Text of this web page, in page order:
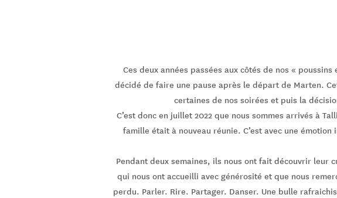
Ces deux années passées aux côtés de nos «
décidé de faire une pause après le départ de Marten.
certaines de nos soirées et puis la
C’est donc en juillet 2022 que nous sommes arrivés à
famille était à nouveau réunie. C’est avec une
Pendant deux semaines, ils nous ont fait découvrir
qui nous ont accueilli avec générosité et que nous
perdu. Parler. Rire. Partager. Danser. Une bulle